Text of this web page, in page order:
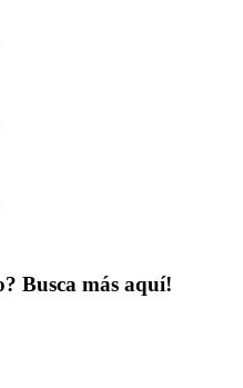
Busca más aquí!